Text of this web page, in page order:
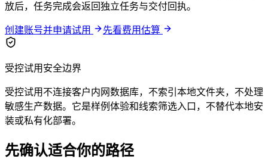
放后，任务完成会返回独立任务与交付回执。
创建账号并申请试用 先看费用估算
受控试用安全边界
受控试用不连接客户内网数据库，不索引本地文件夹，不处理
敏感生产数据。它是样例体验和线索筛选入口，不替代本地安
装或私有化部署。
先确认适合你的路径